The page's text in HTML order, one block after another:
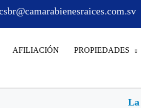
AFILIACIÓN PROPIEDADES
La inteligencia artificial